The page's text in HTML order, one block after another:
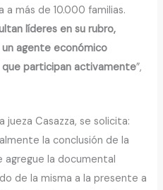
más de 10.000 familias.
líderes en su rubro,
agente económico
que participan activamente”,
Casazza, se solicita:
la conclusión de la
agregue la documental
de la misma a la presente a